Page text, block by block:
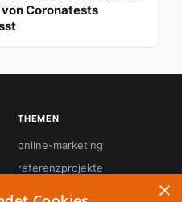
von Coronatests
THEMEN
online-marketing
referenzprojekte
×